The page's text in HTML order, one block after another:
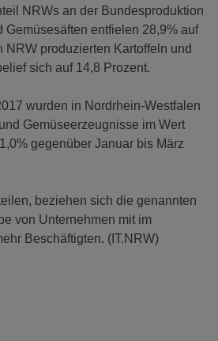
NRWs an der Bundesproduktion
Gemüsesäften entfielen 28,9% auf
NRW produzierten Kartoffeln und
sich auf 14,8 Prozent.
wurden in Nordrhein-Westfalen
Gemüseerzeugnisse im Wert
gegenüber Januar bis März
beziehen sich die genannten
von Unternehmen mit im
Beschäftigten. (IT.NRW)